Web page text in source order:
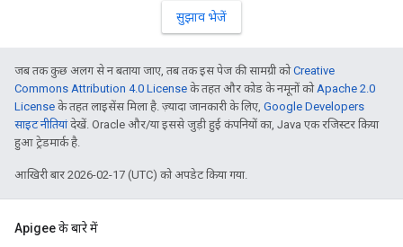
सुझाव भेजें
जब तक कुछ अलग से न बताया जाए, तब तक इस पेज की सामग्री कोCreative
Commons Attribution 4.0 License के तहत और कोड के नमूनों कोApache 2.0
License के तहत लाइसेंस मिला है. ज़्यादा जानकारी के लिए, Google Developers
साइट नीतियांदेखें. Oracle और/या इससे जुड़ी हुई कंपनियों का, Java एक रजिस्टर किया
हुआ ट्रेडमार्क है.
आखिरी बार 2026-02-17 (UTC) को अपडेट किया गया.
Apigee के बारे में